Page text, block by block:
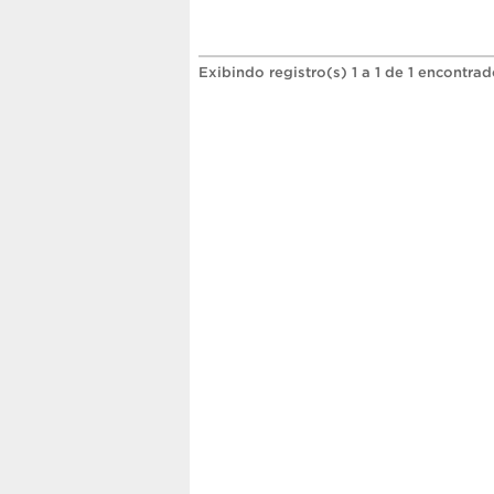
Exibindo registro(s) 1 a 1 de 1